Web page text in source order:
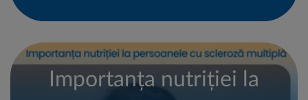
Importanța nutriției la